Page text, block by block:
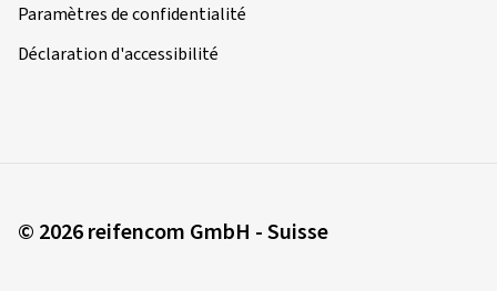
Paramètres de confidentialité
Déclaration d'accessibilité
© 2026 reifencom GmbH - Suisse